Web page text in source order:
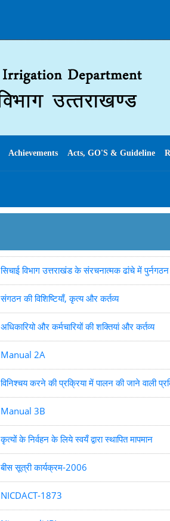
Achievements Acts, GO'S & Guideline
सिचाई विभाग उत्तराखंड के संरचनात्मक ढांचे में
संगठन की विशिष्टियाँ, कृत्य और कर्तव्य
अधिकारियो और कर्मचारियों की शक्तियां और कर्तव्य
Manual 2A
विनिश्चय करने की प्रक्रिया में पालन की जाने वाली
Manual 3B
कृत्यों के निर्वहन के लिये स्वयँ द्वारा स्थापित मापमान
बीस सूत्री कार्यक्रम-2006
NICDACT-1873